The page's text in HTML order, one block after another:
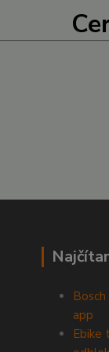
app
Ebike